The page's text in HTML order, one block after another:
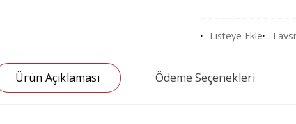
Listeye Ekle
Ürün Açıklaması Ödeme Seçenekleri